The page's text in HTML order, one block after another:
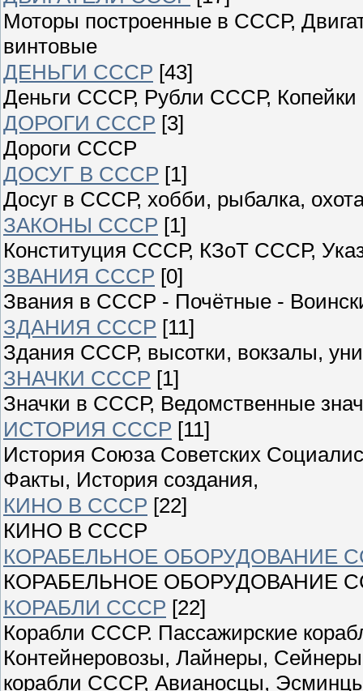
Моторы построенные в СССР,
винтовые
ДЕНЬГИ СССР [43]
Деньги СССР, Рубли СССР,
ДОРОГИ СССР [3]
Дороги СССР
ДОСУГ В СССР [1]
Досуг в СССР, хобби, рыбалка,
ЗАКОНЫ СССР [1]
Конституция СССР, КЗоТ СССР,
ЗВАНИЯ СССР [0]
Звания в СССР - Почётные -
ЗДАНИЯ СССР [11]
Здания СССР, высотки, вокзалы,
ЗНАЧКИ СССР [1]
Значки в СССР, Ведомственные
ИСТОРИЯ СССР [11]
История Союза Советских
Факты, История создания,
КИНО В СССР [22]
КИНО В СССР
КОРАБЕЛЬНОЕ ОБОРУДОВАНИЕ
КОРАБЕЛЬНОЕ ОБОРУДОВАНИЕ
КОРАБЛИ СССР [22]
Корабли СССР. Пассажирские
Контейнеровозы, Лайнеры,
корабли СССР, Авианосцы,